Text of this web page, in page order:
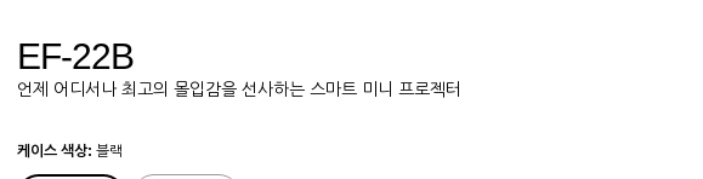
EF-22B
언제 어디서나 최고의 몰입감을 선사하는 스마트 미니 프로젝터
케이스 색상: 블랙